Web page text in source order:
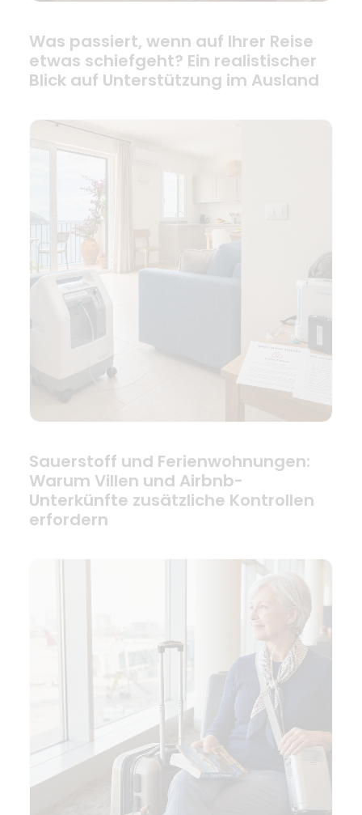
Was passiert, wenn auf Ihrer Reise
etwas schiefgeht? Ein realistischer
Blick auf Unterstützung im Ausland
Sauerstoff und Ferienwohnungen:
Warum Villen und Airbnb-
Unterkünfte zusätzliche Kontrollen
erfordern